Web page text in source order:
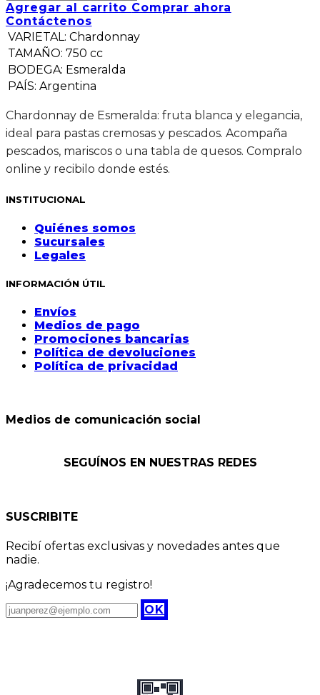
Agregar al carrito Comprar ahora
Contáctenos
VARIETAL: Chardonnay
TAMAÑO: 750 cc
BODEGA: Esmeralda
PAÍS: Argentina
Chardonnay de Esmeralda: fruta blanca y elegancia,
ideal para pastas cremosas y pescados. Acompaña
pescados, mariscos o una tabla de quesos. Compralo
online y recibilo donde estés.
INSTITUCIONAL
Quiénes somos
Sucursales
Legales
INFORMACIÓN ÚTIL
Envíos
Medios de pago
Promociones bancarias
Política de devoluciones
Política de privacidad
Medios de comunicación social
SEGUÍNOS EN NUESTRAS REDES
SUSCRIBITE
Recibí ofertas exclusivas y novedades antes que
nadie.
¡Agradecemos tu registro!
OK